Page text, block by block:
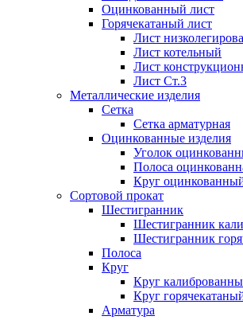
Оцинкованный лист
Горячекатаный лист
Лист
Лист котельный
Лист
Лист Ст.3
Металлические изделия
Сетка
Сетка арматурная
Оцинкованные изделия
Уголок
Полоса
Круг
Сортовой прокат
Шестигранник
Шестигранник
Шестигранник
Полоса
Круг
Круг
Круг
Арматура